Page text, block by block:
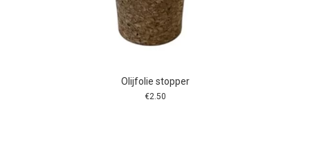
Olijfolie stopper
€2.50